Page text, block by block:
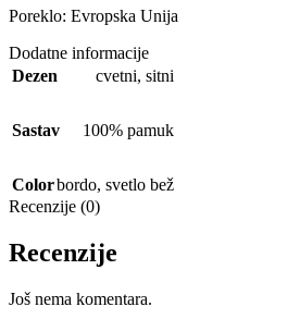
Poreklo: Evropska Unija
Dodatne informacije
Dezen
cvetni, sitni
Sastav 100% pamuk
Colorbordo, svetlo bež
Recenzije (0)
Recenzije
Još nema komentara.